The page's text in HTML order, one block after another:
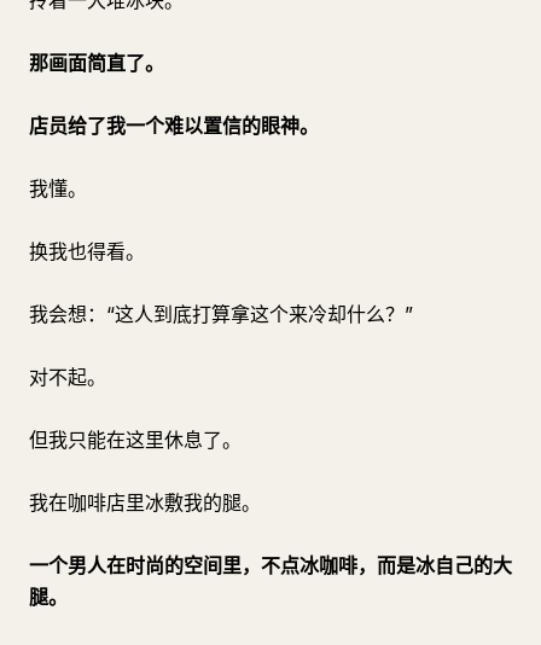
那画面简直了。
店员给了我一个难以置信的眼神。
我懂。
换我也得看。
我会想：“这人到底打算拿这个来冷却什么？”
对不起。
但我只能在这里休息了。
我在咖啡店里冰敷我的腿。
一个男人在时尚的空间里，不点冰咖啡，而是冰自己的大
腿。